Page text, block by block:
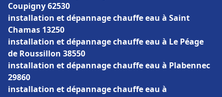
Coupigny 62530
installation et dépannage chauffe eau à Saint
Chamas 13250
installation et dépannage chauffe eau à Le Péage
de Roussillon 38550
installation et dépannage chauffe eau à Plabennec
29860
installation et dépannage chauffe eau à